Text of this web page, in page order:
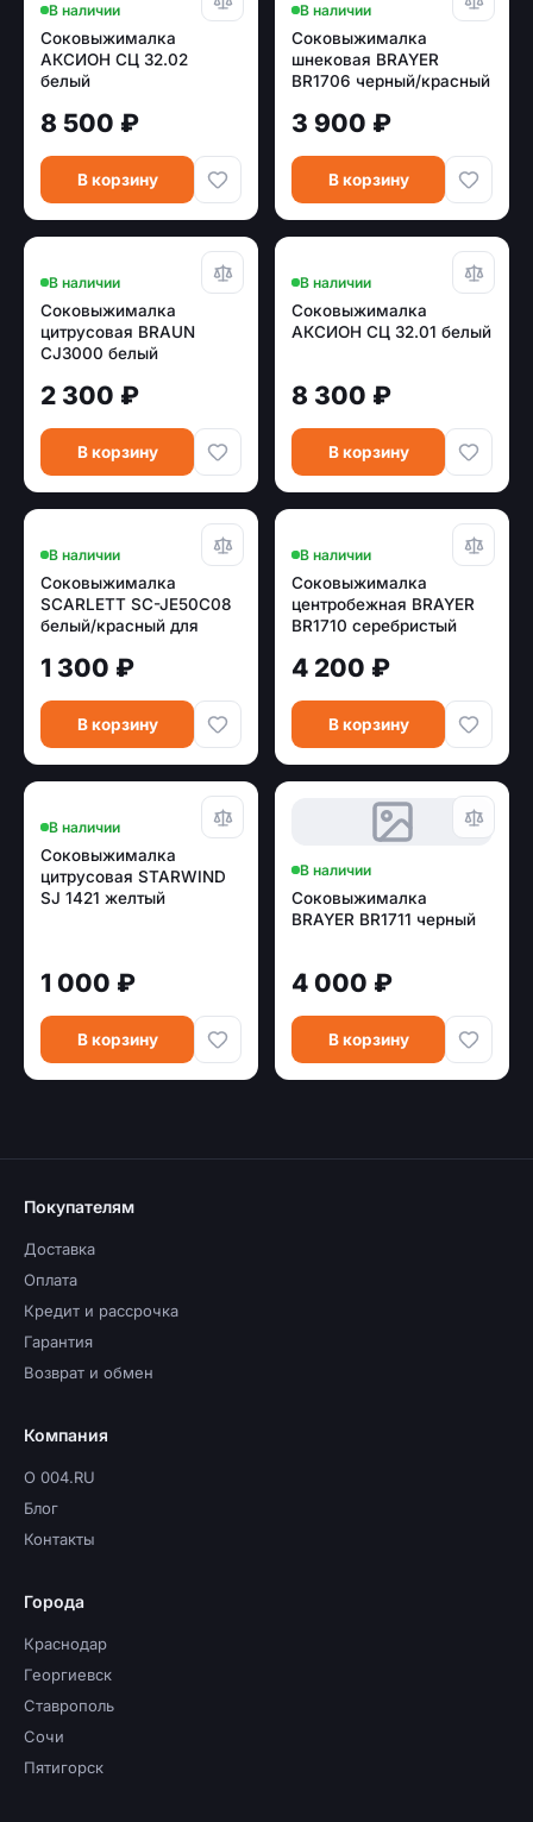
В наличии
Соковыжималка
АКСИОН СЦ 32.02
белый
8 500 ₽
В корзину
В наличии
Соковыжималка
шнековая BRAYER
BR1706 черный/красный
3 900 ₽
В корзину
В наличии
Соковыжималка
цитрусовая BRAUN
CJ3000 белый
2 300 ₽
В корзину
В наличии
Соковыжималка
АКСИОН СЦ 32.01 белый
8 300 ₽
В корзину
В наличии
Соковыжималка
SCARLETT SC-JE50C08
белый/красный для
1 300 ₽
В корзину
В наличии
Соковыжималка
центробежная BRAYER
BR1710 серебристый
4 200 ₽
В корзину
В наличии
Соковыжималка
цитрусовая STARWIND
SJ 1421 желтый
1 000 ₽
В корзину
В наличии
Соковыжималка
BRAYER BR1711 черный
4 000 ₽
В корзину
Покупателям
Доставка
Оплата
Кредит и рассрочка
Гарантия
Возврат и обмен
Компания
О 004.RU
Блог
Контакты
Города
Краснодар
Георгиевск
Ставрополь
Сочи
Пятигорск